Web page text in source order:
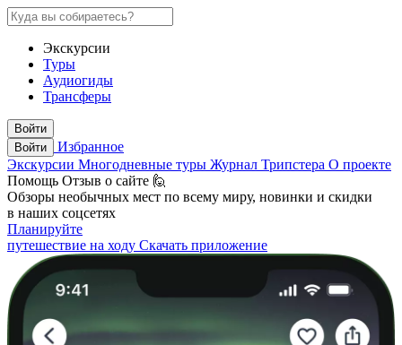
Экскурсии
Туры
Аудиогиды
Трансферы
Войти
Войти
Избранное
Экскурсии Многодневные туры Журнал Трипстера О проекте
Помощь Отзыв о сайте 🙋
Обзоры необычных мест по всему миру, новинки и скидки
в наших соцсетях
Планируйте
путешествие на ходу Скачать приложение